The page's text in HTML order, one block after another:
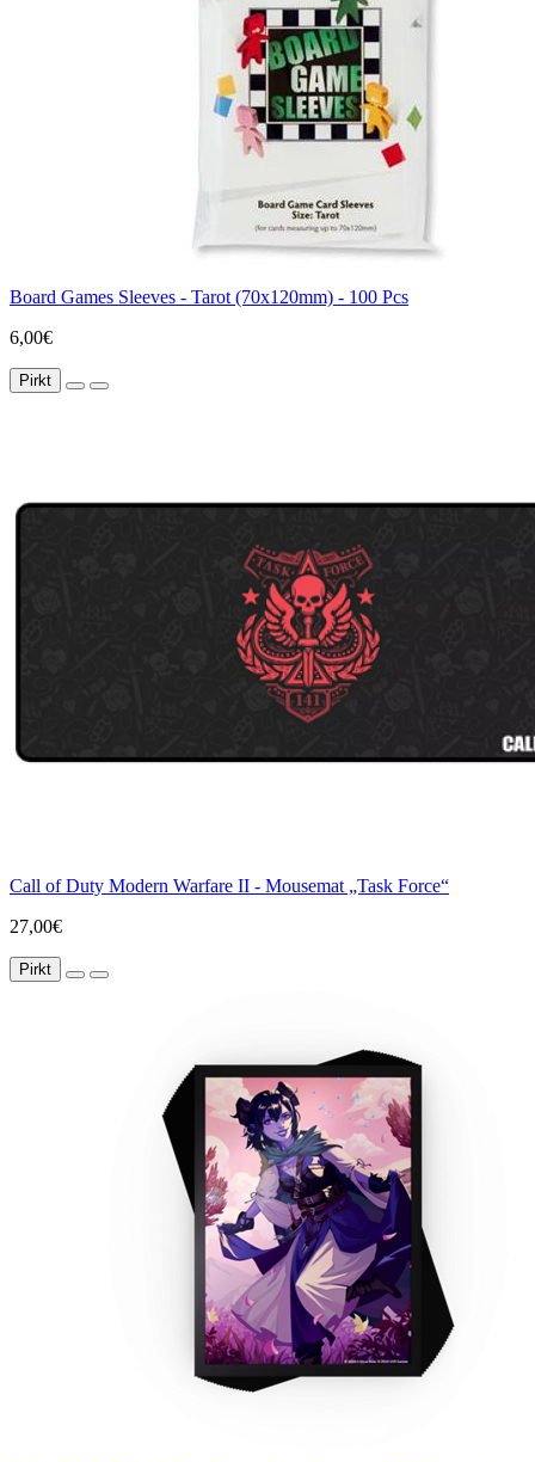
Board Games Sleeves - Tarot (70x120mm) - 100 Pcs
6,00€
Pirkt
Call of Duty Modern Warfare II - Mousemat „Task Force“
27,00€
Pirkt